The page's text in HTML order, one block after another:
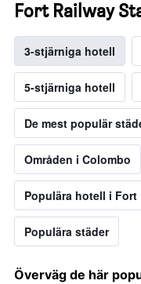
Fort Railway
3-stjärniga hotell
5-stjärniga hotell
De mest populär
Områden i Colombo
Populära hotell i Fort
Populära städer
Överväg de här